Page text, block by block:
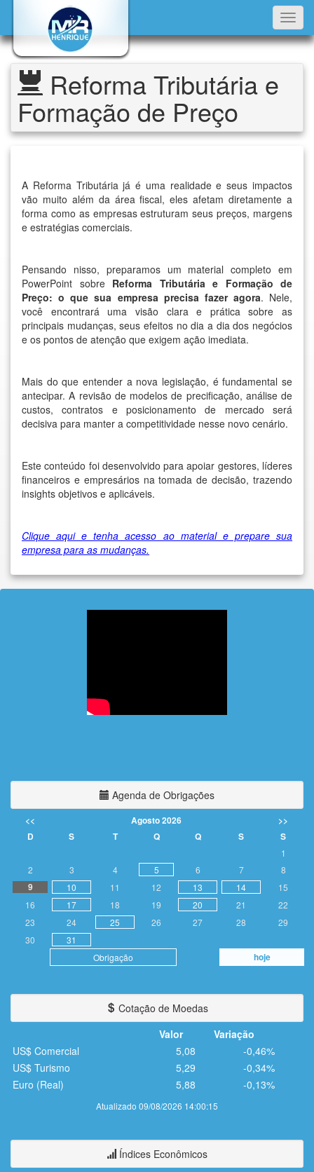
Reforma Tributária e
Formação de Preço
A Reforma Tributária já é uma realidade e seus impactos
vão muito além da área fiscal, eles afetam diretamente a
forma como as empresas estruturam seus preços, margens
e estratégias comerciais.
Pensando nisso, preparamos um material completo em
PowerPoint sobre Reforma Tributária e Formação de
Preço: o que sua empresa precisa fazer agora. Nele,
você encontrará uma visão clara e prática sobre as
principais mudanças, seus efeitos no dia a dia dos negócios
e os pontos de atenção que exigem ação imediata.
Mais do que entender a nova legislação, é fundamental se
antecipar. A revisão de modelos de precificação, análise de
custos, contratos e posicionamento de mercado será
decisiva para manter a competitividade nesse novo cenário.
Este conteúdo foi desenvolvido para apoiar gestores, líderes
financeiros e empresários na tomada de decisão, trazendo
insights objetivos e aplicáveis.
Clique aqui e tenha acesso ao material e prepare sua
empresa para as mudanças.
Agenda de Obrigações
<< Agosto 2026
>>
D
S T Q Q S S
Obrigação hoje
1
2
3 4 5 6 7 8
9 10 11 12 13 14
15
16
17 18 19 20 21
22
23
24 25 26 27 28
29
30
31
Cotação de Moedas
Valor
Variação
Atualizado 09/08/2026 14:00:15
US$ Comercial 5,08
-0,46%
US$ Turismo
5,29
-0,34%
Euro (Real)
5,88 -0,13%
Índices Econômicos